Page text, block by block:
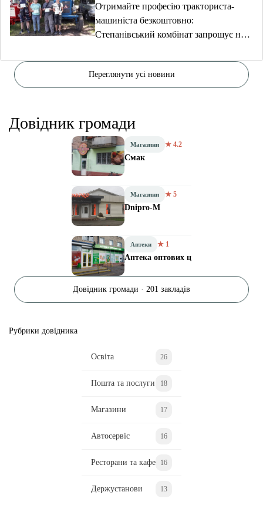
Отримайте професію тракториста-
машиніста безкоштовно:
Степанівський комбінат запрошує на
Переглянути усі новини
Довідник громади
Магазини ★ 4.2
Смак
Магазини ★ 5
Dnipro-M
Аптеки ★ 1
Аптека оптових ц
Довідник громади · 201 закладів
Рубрики довідника
Освіта 26
Пошта та послуги 18
Магазини 17
Автосервіс 16
Ресторани та кафе 16
Держустанови 13